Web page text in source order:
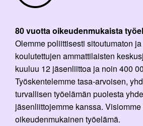
80 vuotta oikeudenmukaista
Olemme poliittisesti sitoutumaton
koulutettujen ammattilaisten
kuuluu 12 jäsenliittoa ja noin 400
Työskentelemme tasa-arvoisen,
turvallisen työelämän puolesta
jäsenliittojemme kanssa. Visiomme
oikeudenmukainen työelämä.